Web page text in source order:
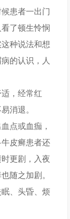
患者一出门
了顿生怜悯
种说法和想
的认识，人
，经常红
消退。
点或血痂，
皮癣患者还
更剧，入夜
随之加剧。
、头昏、烦